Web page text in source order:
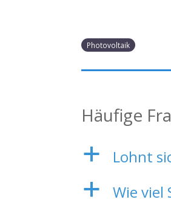
Photovoltaik
Häufige
a Lohnt
a Wie viel